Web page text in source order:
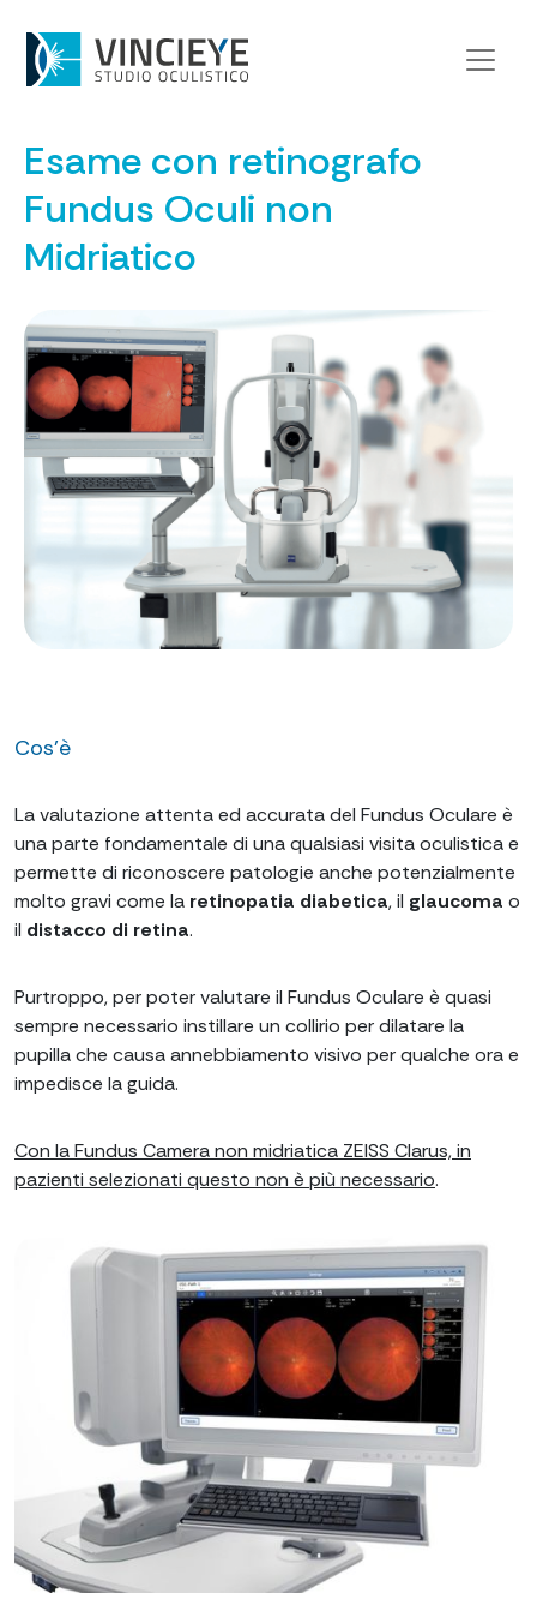
Home> Di cosa ci occupiamo
Esame con retinografo Fundus Oculi non Midriatico
Esame con retinografo
Fundus Oculi non
Midriatico
Cos'è
La valutazione attenta ed accurata del Fundus Oculare è
una parte fondamentale di una qualsiasi visita oculistica e
permette di riconoscere patologie anche potenzialmente
molto gravi come la retinopatia diabetica, il glaucoma o
il distacco di retina.
Purtroppo, per poter valutare il Fundus Oculare è quasi
sempre necessario instillare un collirio per dilatare la
pupilla che causa annebbiamento visivo per qualche ora e
impedisce la guida.
Con la Fundus Camera non midriatica ZEISS Clarus, in
pazienti selezionati questo non è più necessario.